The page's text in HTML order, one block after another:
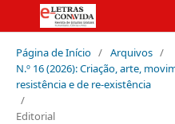
Página de Início / Arquivos /
N.º 16 (2026): Criação, arte,
resistência e de re-existência
/
Editorial